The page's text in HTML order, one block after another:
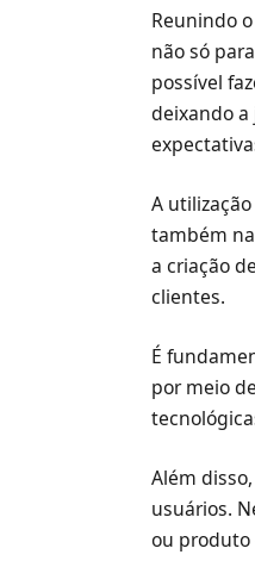
Reunindo
não só
possível
deixando
A
também
a criação
clientes.
É
por meio
Além
usuários.
ou produto